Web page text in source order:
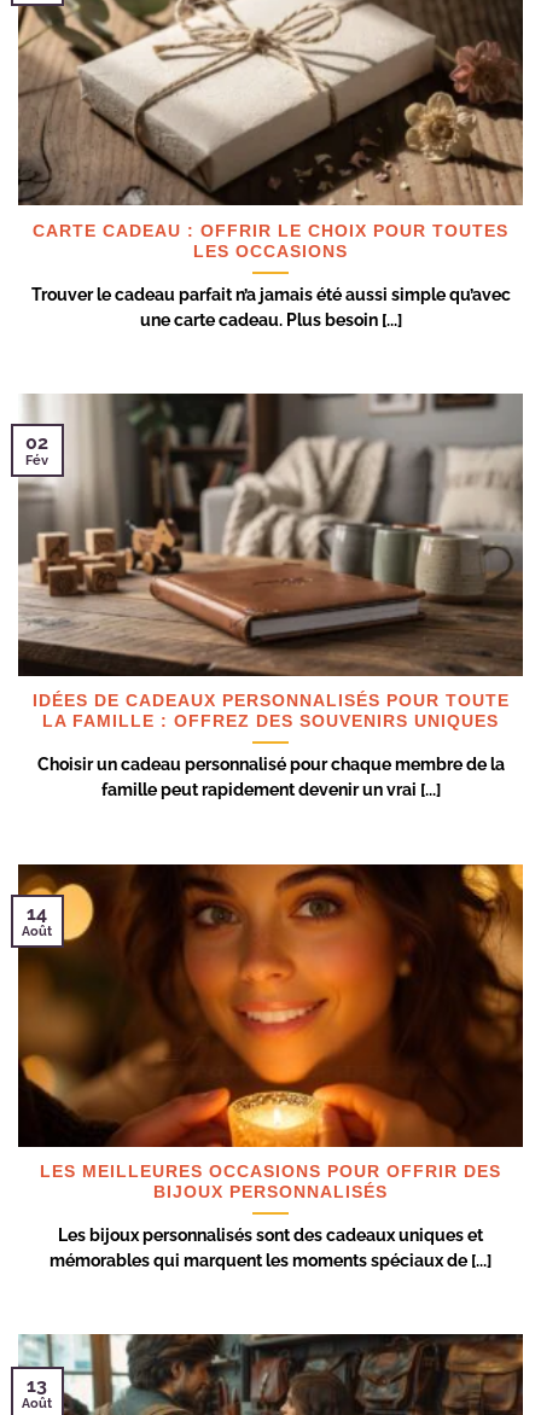
CARTE CADEAU : OFFRIR LE CHOIX POUR TOUTES
LES OCCASIONS
Trouver le cadeau parfait n’a jamais été aussi simple qu’avec
une carte cadeau. Plus besoin [...]
IDÉES DE CADEAUX PERSONNALISÉS POUR TOUTE
LA FAMILLE : OFFREZ DES SOUVENIRS UNIQUES
Choisir un cadeau personnalisé pour chaque membre de la
famille peut rapidement devenir un vrai [...]
02
Fév
LES MEILLEURES OCCASIONS POUR OFFRIR DES
BIJOUX PERSONNALISÉS
Les bijoux personnalisés sont des cadeaux uniques et
mémorables qui marquent les moments spéciaux de [...]
14
Août
13
Août